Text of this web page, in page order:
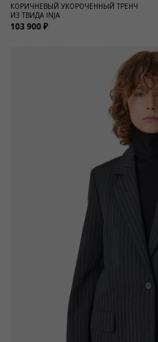
КОРИЧНЕВЫЙ УКОРОЧЕННЫЙ ТРЕНЧ
ИЗ ТВИДА INJA
103 900 ₽